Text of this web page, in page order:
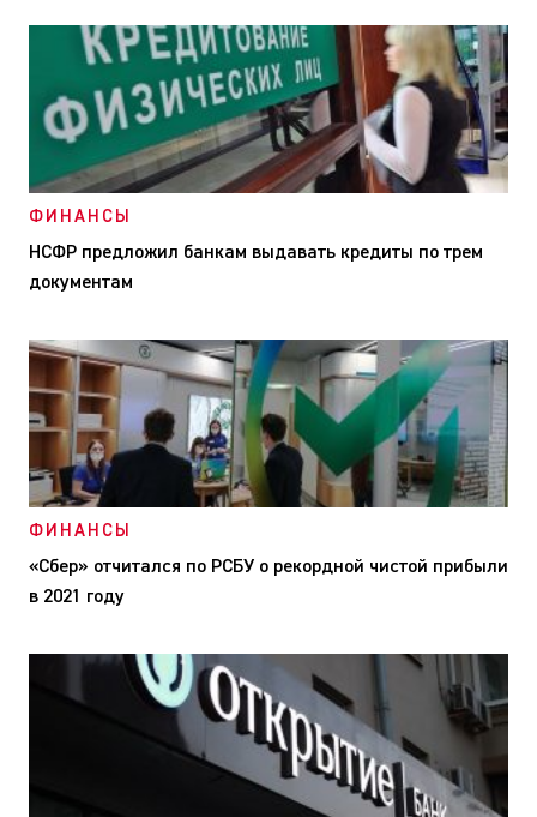
ФИНАНСЫ
НСФР предложил банкам выдавать кредиты по трем
документам
ФИНАНСЫ
«Сбер» отчитался по РСБУ о рекордной чистой прибыли
в 2021 году